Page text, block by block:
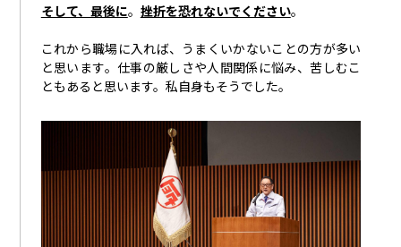
そして、最後に。 挫折を恐れないでください。
これから職場に入れば、うまくいかないことの方が多い
と思います。仕事の厳しさや人間関係に悩み、苦しむこ
ともあると思います。私自身もそうでした。